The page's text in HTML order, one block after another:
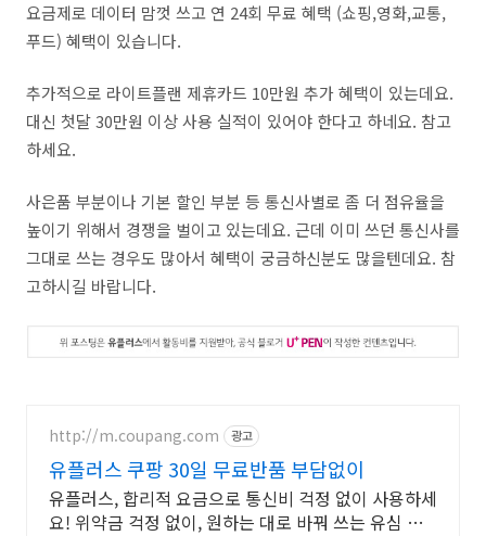
요금제로 데이터 맘껏 쓰고 연 24회 무료 혜택 (쇼핑,영화,교통,
푸드) 혜택이 있습니다.
추가적으로 라이트플랜 제휴카드 10만원 추가 혜택이 있는데요.
대신 첫달 30만원 이상 사용 실적이 있어야 한다고 하네요. 참고
하세요.
사은품 부분이나 기본 할인 부분 등 통신사별로 좀 더 점유율을
높이기 위해서 경쟁을 벌이고 있는데요. 근데 이미 쓰던 통신사를
그대로 쓰는 경우도 많아서 혜택이 궁금하신분도 많을텐데요. 참
고하시길 바랍니다.
http://m.coupang.com 광고
유플러스 쿠팡 30일 무료반품 부담없이
유플러스, 합리적 요금으로 통신비 걱정 없이 사용하세
요! 위약금 걱정 없이, 원하는 대로 바꿔 쓰는 유심 쿠